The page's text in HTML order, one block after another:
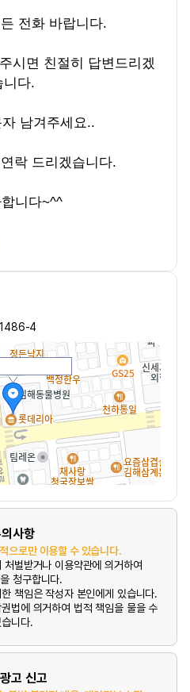
전화 바랍니다.
시면 친절히 답변드리겠
니다.
자 남겨주세요..
락 드리겠습니다.
니다~^^
1486-4
사항
으로만 이용할 수 있습니다.
벌받거나 이용약관에 의거하여
청구합니다.
책임은 작성자 본인에게 있습니다.
법에 의거하여 법적 책임을 물을 수
습니다.
고 신고